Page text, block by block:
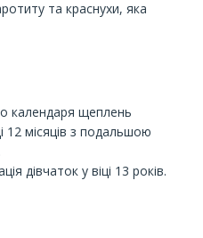
та краснухи, яка
календаря щеплень
12 місяців з подальшою
дівчаток у віці 13 років.